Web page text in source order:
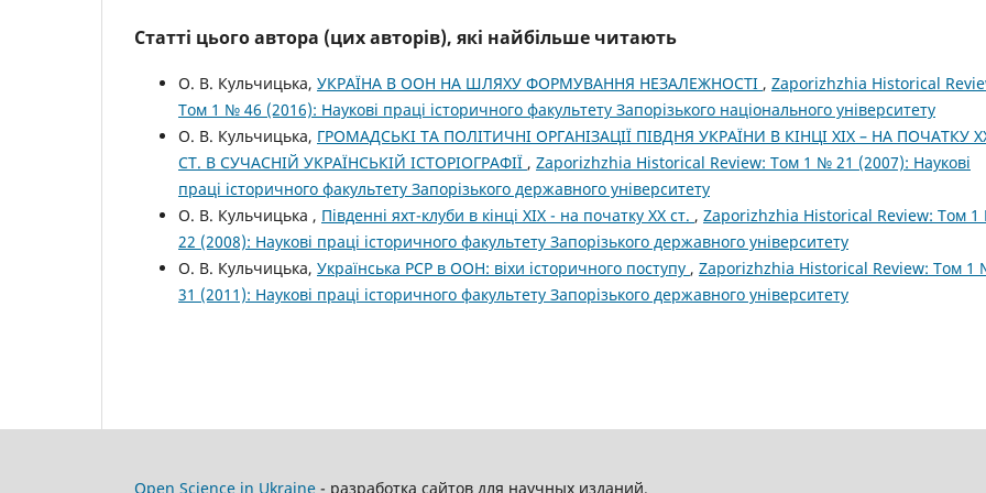
Статті цього автора (цих авторів), які найбільше читають
О. В. Кульчицька, УКРАЇНА В ООН НА ШЛЯХУ ФОРМУВАННЯ НЕЗАЛЕЖНОСТІ , Zaporizhzhia Historical
Том 1 № 46 (2016): Наукові праці історичного факультету Запорізького національного університету
О. В. Кульчицька, ГРОМАДСЬКІ ТА ПОЛІТИЧНІ ОРГАНІЗАЦІЇ ПІВДНЯ УКРАЇНИ В КІНЦІ ХІХ – НА ПОЧАТКУ
СТ. В СУЧАСНІЙ УКРАЇНСЬКІЙ ІСТОРІОГРАФІЇ , Zaporizhzhia Historical Review: Том 1 № 21 (2007): Наукові
праці історичного факультету Запорізького державного університету
О. В. Кульчицька , Південні яхт-клуби в кінці ХІХ - на початку ХХ ст. , Zaporizhzhia Historical Review: Том
22 (2008): Наукові праці історичного факультету Запорізького державного університету
О. В. Кульчицька, Українська РСР в ООН: віхи історичного поступу , Zaporizhzhia Historical Review: Том 1
31 (2011): Наукові праці історичного факультету Запорізького державного університету
Open Science in Ukraine - разработка сайтов для научных изданий.